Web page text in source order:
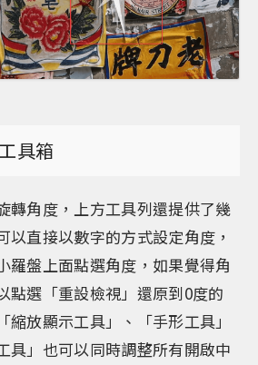
具箱
轉角度，上方工具列還提供了幾
以直接以數字的方式設定角度，
羅盤上面點選角度，如果覺得角
點選「重設檢視」還原到0度的
放顯示工具」、「手形工具」
具」也可以同時調整所有開啟中